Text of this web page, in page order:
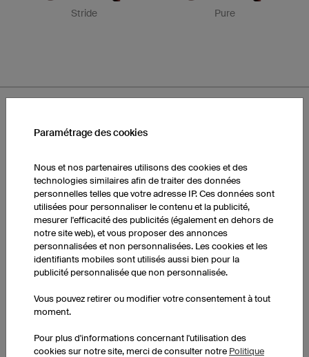
Stride Pure
Création graphique
Paramétrage des cookies
Nous et nos partenaires utilisons des cookies et des
technologies similaires afin de traiter des données
personnelles telles que votre adresse IP. Ces données sont
utilisées pour personnaliser le contenu et la publicité,
mesurer l'efficacité des publicités (également en dehors de
notre site web), et vous proposer des annonces
personnalisées et non personnalisées. Les cookies et les
identifiants mobiles sont utilisés aussi bien pour la
publicité personnalisée que non personnalisée.
Vous pouvez retirer ou modifier votre consentement à tout
moment.
Pour plus d'informations concernant l'utilisation des
cookies sur notre site, merci de consulter notre Politique